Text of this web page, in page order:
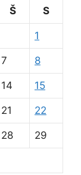
Š S
1
7 8
14 15
21 22
28 29